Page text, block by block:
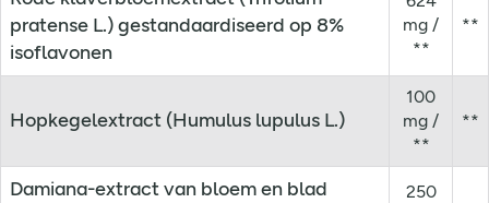
pratense L.) gestandaardiseerd op 8%
isoflavonen
mg /
**
**
Hopkegelextract (Humulus lupulus L.)
100
mg /
**
**
Damiana-extract van bloem en blad
250